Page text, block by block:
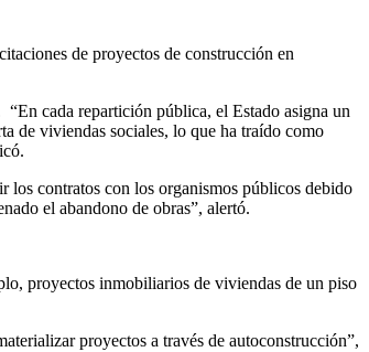
de proyectos de construcción en
cada repartición pública, el Estado asigna un
de viviendas sociales, lo que ha traído como
los contratos con los organismos públicos debido
el abandono de obras”, alertó.
proyectos inmobiliarios de viviendas de un piso
proyectos a través de autoconstrucción”,